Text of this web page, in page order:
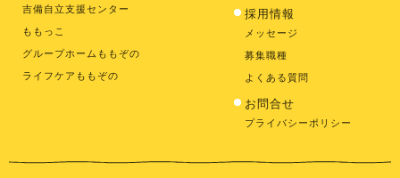
吉備自立支援センター
ももっこ
グループホームももぞの
ライフケアももぞの
採用情報
メッセージ
募集職種
よくある質問
お問合せ
プライバシーポリシー